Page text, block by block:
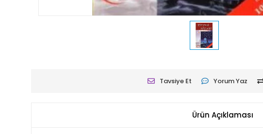
Tavsiye Et Yorum Yaz
Ürün Açıklaması